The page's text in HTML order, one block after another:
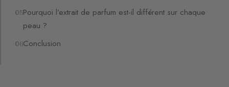
Pourquoi l’extrait de parfum est-il différent sur chaque
peau ?
Conclusion